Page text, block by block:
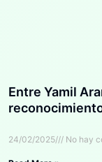
Entre Yamil
24/02/2025 No hay